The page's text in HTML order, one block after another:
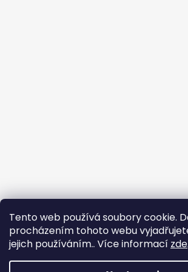
Tento web používá soubory cookie.
procházením tohoto webu
jejich používáním.. Více informací zde.